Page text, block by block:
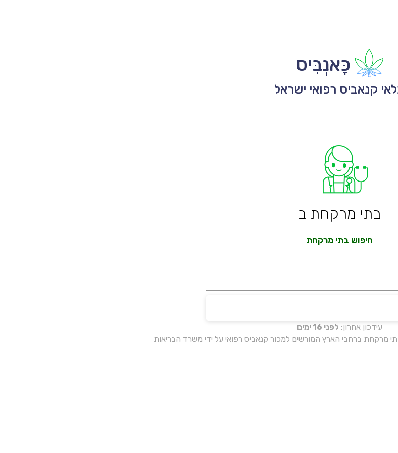
כָּאנְבִּיס
קנאביס רפואי ישראל
בתי מרקחת ב
חיפוש בתי מרקחת
עידכון אחרון: לפני 16 ימים
מרקחת ברחבי הארץ המורשים למכור קנאביס רפואי על ידי משרד הבריאות